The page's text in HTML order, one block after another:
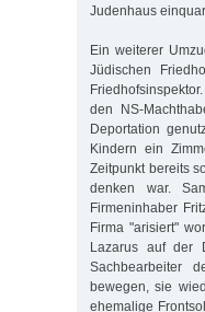
Judenhaus
Ein weiterer
Jüdischen
den NS-
Deportation
Kindern ein
Zeitpunkt bereits
denken war.
Firmeninhaber
Firma "arisiert"
Lazarus auf der
Sachbearbeiter
bewegen, sie
ehemalige